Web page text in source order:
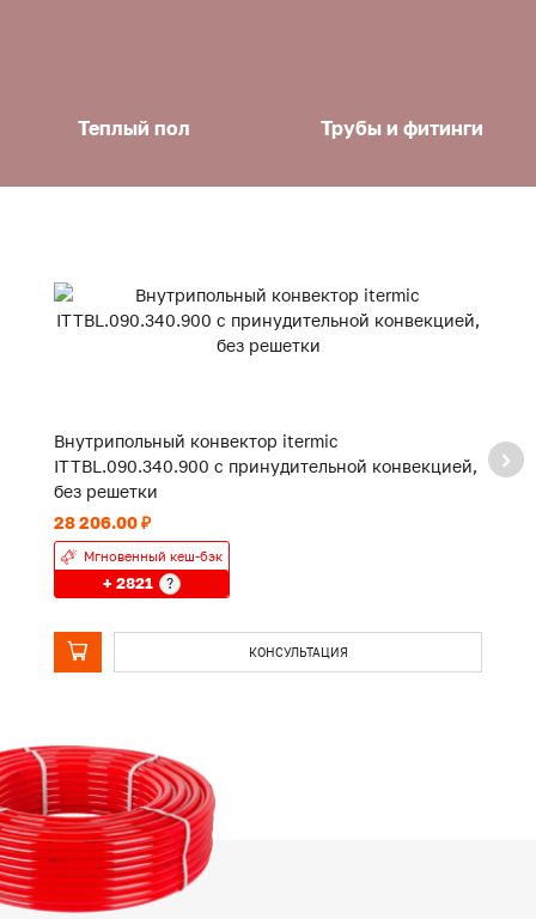
Теплый пол Трубы и фитинги
Внутрипольный конвектор itermic
ITTBL.090.340.900 с принудительной конвекцией,
без решетки
28 206.00 ₽
Мгновенный кеш-бэк
+ 2821 ?
КОНСУЛЬТАЦИЯ